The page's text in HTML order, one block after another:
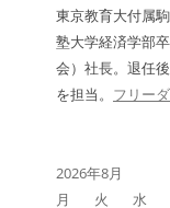
東京教育大付属
塾大学経済学部
会）社長。退任
を担当。 フリー
2026年8月
月
火 水